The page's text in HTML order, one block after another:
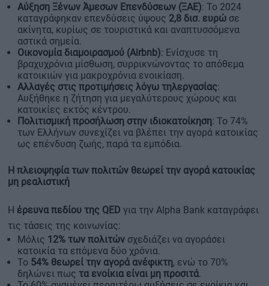
Αύξηση Ξένων Άμεσων Επενδύσεων (ΞΑΕ): Το 2024
καταγράφηκαν επενδύσεις ύψους 2,8 δισ. ευρώ σε
ακίνητα, κυρίως σε τουριστικά και αναπτυσσόμενα
αστικά σημεία.
Οικονομία διαμοιρασμού (Airbnb): Ενίσχυσε τη
βραχυχρόνια μίσθωση, συρρικνώνοντας το απόθεμα
κατοικιών για μακροχρόνια ενοικίαση.
Αλλαγές στις προτιμήσεις λόγω τηλεργασίας:
Αυξήθηκε η ζήτηση για μεγαλύτερους χώρους και
κατοικίες εκτός κέντρου.
Πολιτισμική προσήλωση στην ιδιοκατοίκηση: Το 74%
των Ελλήνων συνεχίζει να βλέπει την αγορά κατοικίας
ως επένδυση ζωής, παρά τα εμπόδια.
Η πλειοψηφία των πολιτών θεωρεί την αγορά κατοικίας
μη ρεαλιστική
Η έρευνα πεδίου της QED για την Alpha Bank καταγράφει
τις τάσεις της κοινωνίας:
Μόλις 12% των πολιτών σχεδιάζει να αγοράσει
κατοικία τα επόμενα δύο χρόνια.
Το 54% θεωρεί την αγορά ανέφικτη, ενώ το 70%
δηλώνει πως τα ενοίκια είναι μη προσιτά.